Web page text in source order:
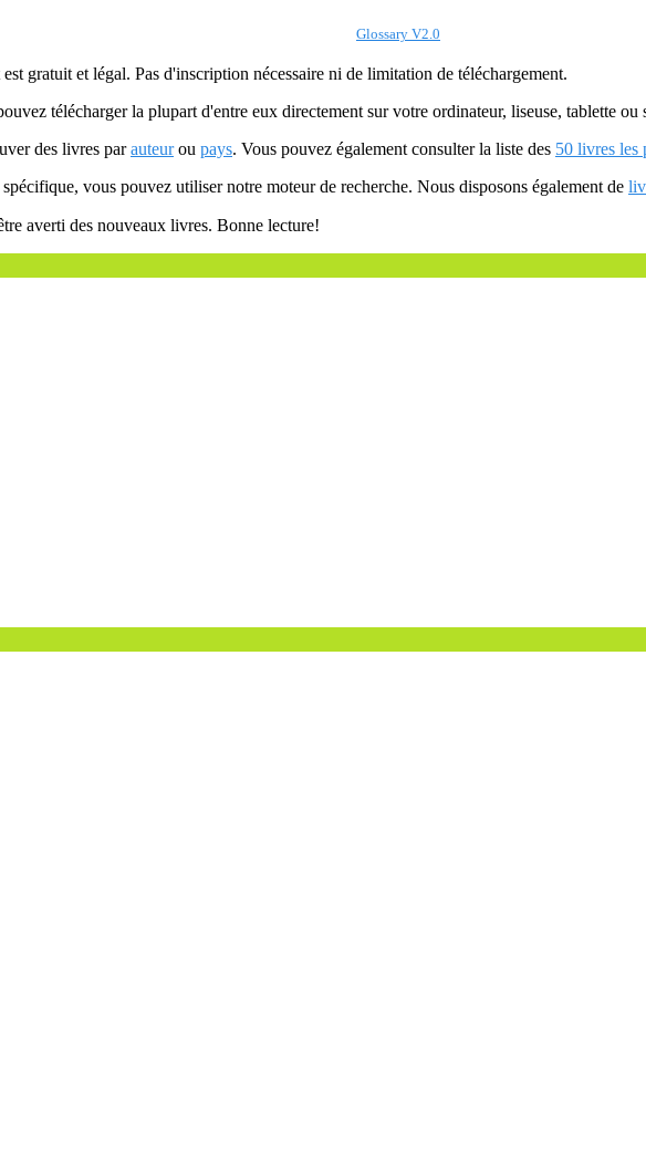
Glossary V2.0
gratuit et légal. Pas d'inscription nécessaire ni de limitation de téléchargement.
télécharger la plupart d'entre eux directement sur votre ordinateur, liseuse, tablette ou
des livres parauteurou pays. Vous pouvez également consulter la liste des 50 livres les
vous pouvez utiliser notre moteur de recherche. Nous disposons également de
averti des nouveaux livres. Bonne lecture!